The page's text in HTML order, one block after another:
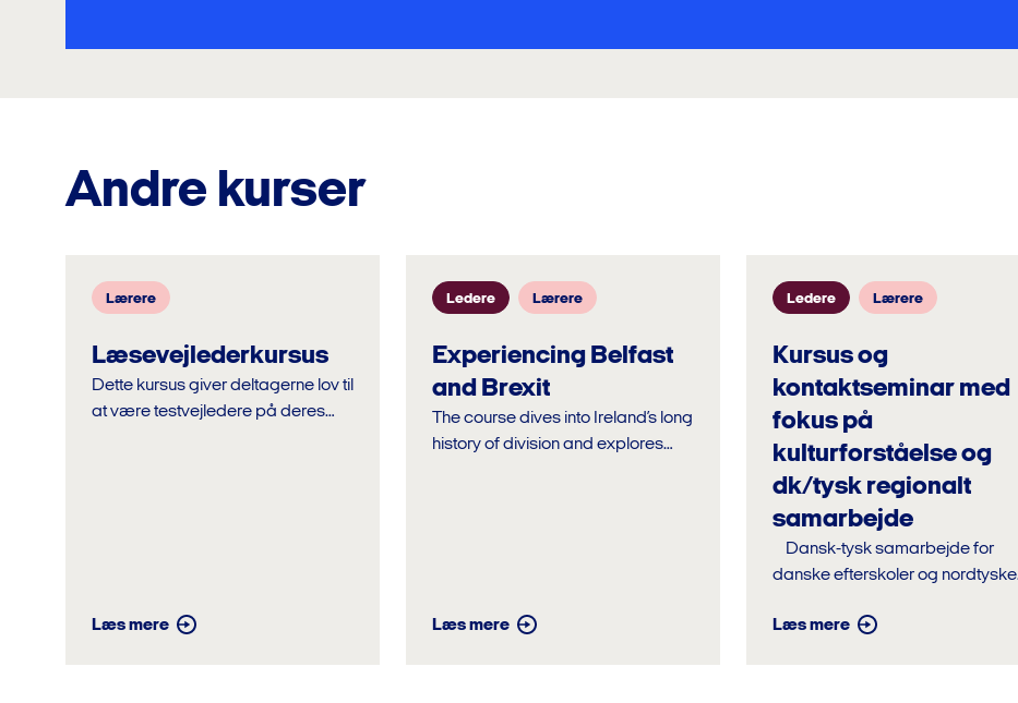
Andre kurser
Lærere
Læsevejlederkursus
Dette kursus giver deltagerne lov til
at være testvejledere på deres
Læs mere
Ledere Lærere
Experiencing Belfast
and Brexit
The course dives into Ireland’s long
history of division and explores
Læs mere
Ledere Lærere
Kursus og
kontaktseminar med
fokus på
kulturforståelse og
dk/tysk regionalt
samarbejde
danske efterskoler og nordtyske
Workshop for interkulturelt
Læs mere